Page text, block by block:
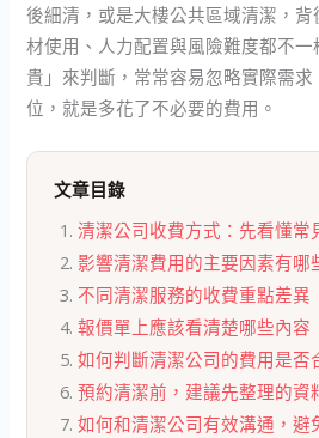
後細清，或是大樓公共區域清潔，
材使用、人力配置與風險難度都不
貴」來判斷，常常容易忽略實際需
位，就是多花了不必要的費用。
文章目錄
清潔公司收費方式：先看懂常
影響清潔費用的主要因素有哪
不同清潔服務的收費重點差異
報價單上應該看清楚哪些內容
如何判斷清潔公司的費用是否
預約清潔前，建議先整理的資
如何和清潔公司有效溝通，避